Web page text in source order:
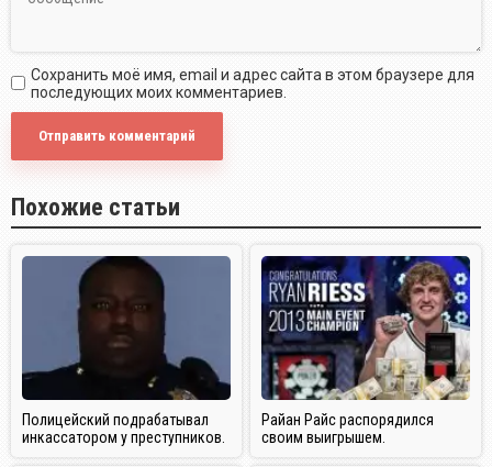
Сохранить моё имя, email и адрес сайта в этом браузере для
последующих моих комментариев.
Похожие статьи
Полицейский подрабатывал
инкассатором у преступников.
Райан Райс распорядился
своим выигрышем.